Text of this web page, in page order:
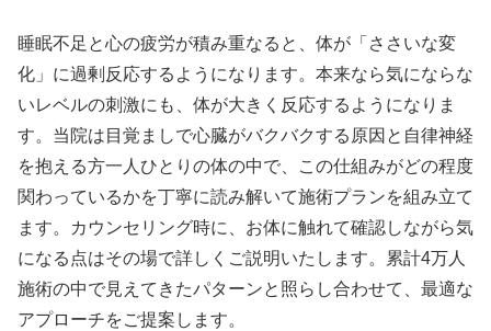
睡眠不足と心の疲労が積み重なると、体が「ささいな変
化」に過剰反応するようになります。本来なら気にならな
いレベルの刺激にも、体が大きく反応するようになりま
す。当院は目覚ましで心臓がバクバクする原因と自律神経
を抱える方一人ひとりの体の中で、この仕組みがどの程度
関わっているかを丁寧に読み解いて施術プランを組み立て
ます。カウンセリング時に、お体に触れて確認しながら気
になる点はその場で詳しくご説明いたします。累計4万人
施術の中で見えてきたパターンと照らし合わせて、最適な
アプローチをご提案します。